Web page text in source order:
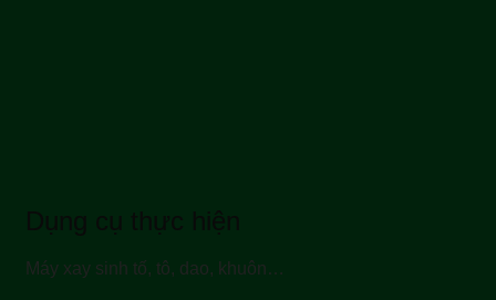
Dụng cụ thực hiện
Máy xay sinh tố, tô, dao, khuôn…